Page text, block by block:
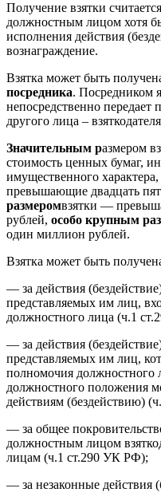
Получение взятки
должностным лицом хотя
исполнения действия
вознаграждение.
Взятка может быть
посредника. Посредником
непосредственно передает
другого лица –
Значительным размером
стоимость ценных бумаг,
имущественного
превышающие двадцать
размеромвзятки —
рублей, особо крупным
один миллион рублей.
Взятка может быть
— за действия
представляемых им лиц,
должностного лица (ч.1
— за действия
представляемых им лиц,
полномочия должностного
должностного положения
действиям (бездействию)
— за общее
должностным лицом
лицам (ч.1 ст.290 УК РФ);
— за незаконные действия